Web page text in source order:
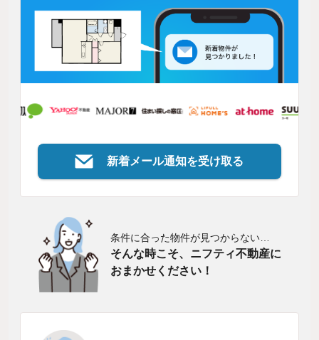
新着メール通知を受け取る
条件に合った物件が見つからない…
そんな時こそ、ニフティ不動産に
おまかせください！